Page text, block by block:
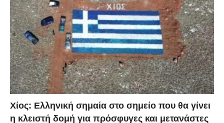
Χίος: Eλληνική σημαία στο σημείο που θα γίνει
η κλειστή δομή για πρόσφυγες και μετανάστες